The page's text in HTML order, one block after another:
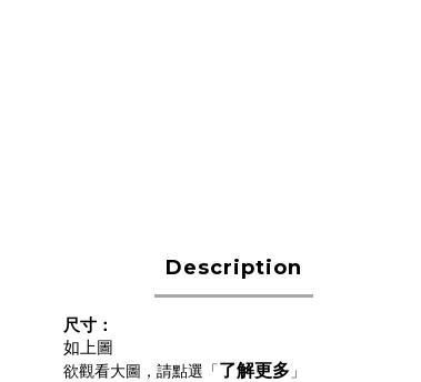
Description
尺寸：
如上圖
欲觀看大圖，請點選「了解更多 」